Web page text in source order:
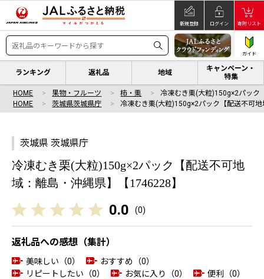
新規登録 ログイン 寄附リスト
ガイド
ランキング 返礼品 地域
キャンペーン・
特集
HOME 果物・フルーツ 柿・栗
冷凍むき栗(大粒)150g×2パック
HOME
茨城県茨城県庁 冷凍むき栗(大粒)150g×2パック【配送不可
茨城県 茨城県庁
冷凍むき栗(大粒)150g×2パック【配送不可地
域：離島・沖縄県】【1746228】
0.0 (0)
返礼品への感想（集計）
美味しい（0）
おすすめ（0）
リピートしたい（0）
お気に入り（0）
便利（0）